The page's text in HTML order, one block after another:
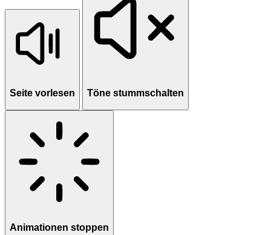
Seite vorlesen Töne stummschalten
Animationen stoppen